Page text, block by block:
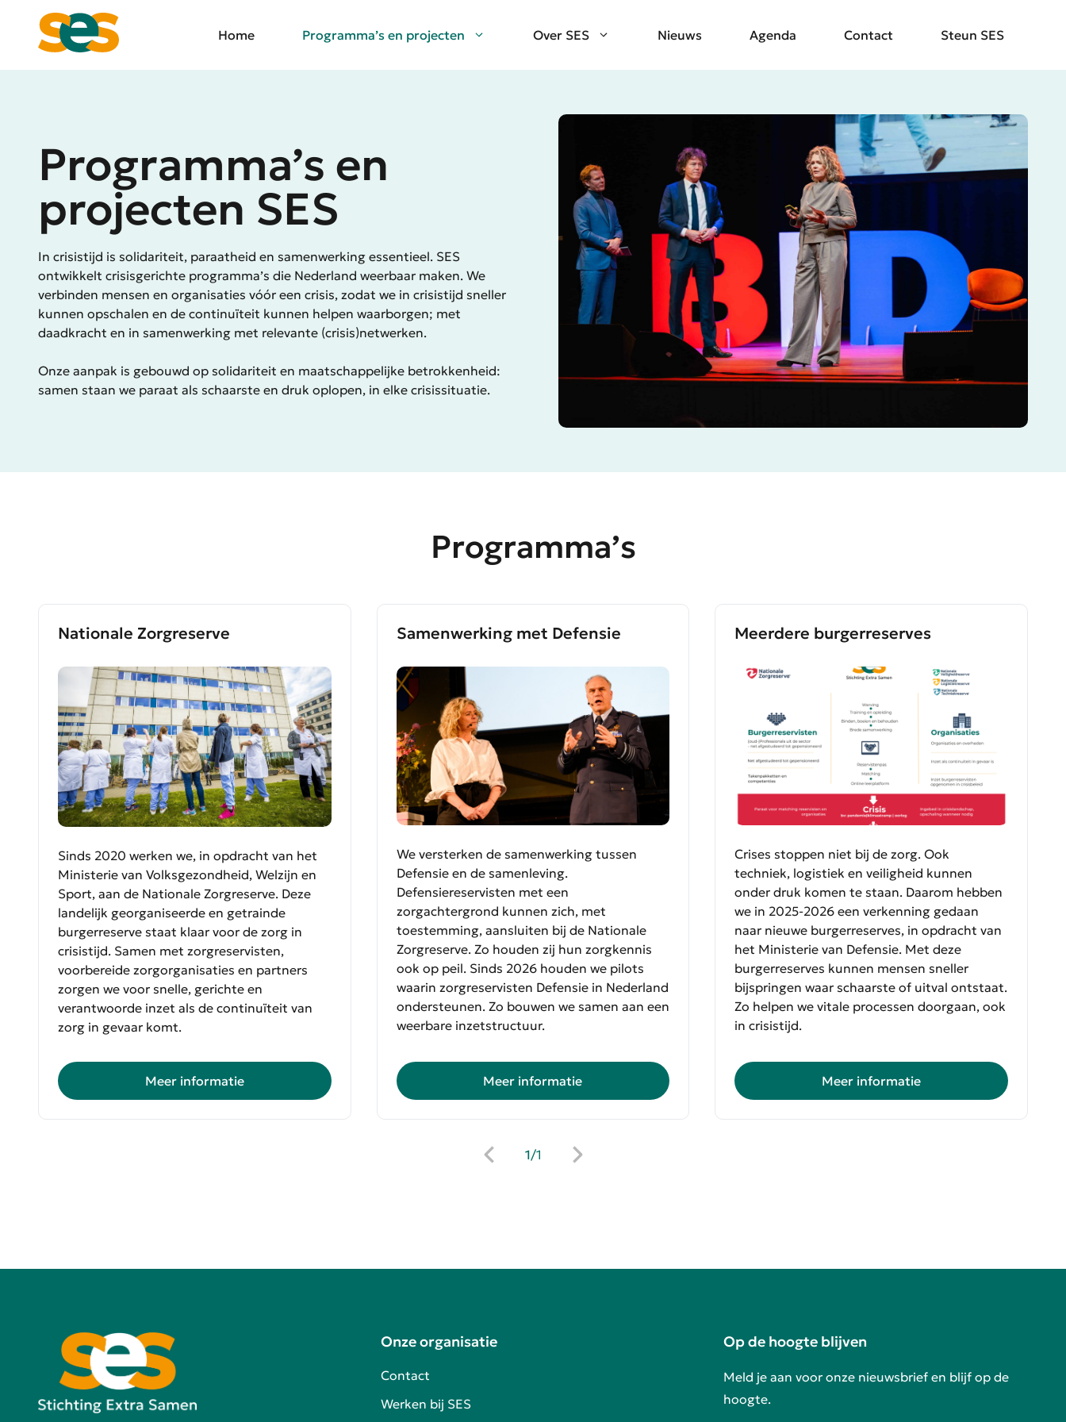
inhoud
Home Programma’s en projecten Over SES Nieuws Agenda Contact Steun SES
Programma’s en
projecten SES
In crisistijd is solidariteit, paraatheid en samenwerking essentieel. SES
ontwikkelt crisisgerichte programma’s die Nederland weerbaar maken. We
verbinden mensen en organisaties vóór een crisis, zodat we in crisistijd sneller
kunnen opschalen en de continuïteit kunnen helpen waarborgen; met
daadkracht en in samenwerking met relevante (crisis)netwerken.
Onze aanpak is gebouwd op solidariteit en maatschappelijke betrokkenheid:
samen staan we paraat als schaarste en druk oplopen, in elke crisissituatie.
Programma’s
Nationale Zorgreserve
Sinds 2020 werken we, in opdracht van het
Ministerie van Volksgezondheid, Welzijn en
Sport, aan de Nationale Zorgreserve. Deze
landelijk georganiseerde en getrainde
burgerreserve staat klaar voor de zorg in
crisistijd. Samen met zorgreservisten,
voorbereide zorgorganisaties en partners
zorgen we voor snelle, gerichte en
verantwoorde inzet als de continuïteit van
zorg in gevaar komt.
Meer informatie
Samenwerking met Defensie
We versterken de samenwerking tussen
Defensie en de samenleving.
Defensiereservisten met een
zorgachtergrond kunnen zich, met
toestemming, aansluiten bij de Nationale
Zorgreserve. Zo houden zij hun zorgkennis
ook op peil. Sinds 2026 houden we pilots
waarin zorgreservisten Defensie in Nederland
ondersteunen. Zo bouwen we samen aan een
weerbare inzetstructuur.
Meer informatie
Meerdere burgerreserves
Crises stoppen niet bij de zorg. Ook
techniek, logistiek en veiligheid kunnen
onder druk komen te staan. Daarom hebben
we in 2025-2026 een verkenning gedaan
naar nieuwe burgerreserves, in opdracht van
het Ministerie van Defensie. Met deze
burgerreserves kunnen mensen sneller
bijspringen waar schaarste of uitval ontstaat.
Zo helpen we vitale processen doorgaan, ook
in crisistijd.
Meer informatie
1/1
Onze organisatie
Contact
Werken bij SES
Op de hoogte blijven
Meld je aan voor onze nieuwsbrief en blijf op de
hoogte.